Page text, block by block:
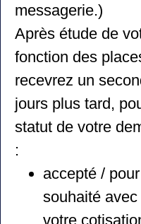
Club
LOISIR,
EN
FALAISE
messagerie.)
Après étude de
fonction des
recevrez un
jours plus tard,
statut de votre
:
accepté /
souhaité
votre